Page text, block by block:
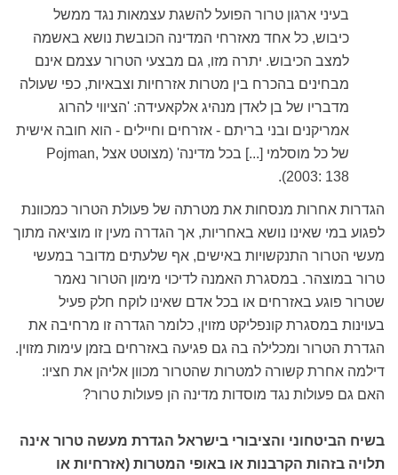
בעיני ארגון טרור הפועל להשגת עצמאות נגד ממשל
כיבוש, כל אחד מאזרחי המדינה הכובשת נושא באשמה
למצב הכיבוש. יתרה מזו, גם מבצעי הטרור עצמם אינם
מבחינים בהכרח בין מטרות אזרחיות וצבאיות, כפי שעולה
מדבריו של בן לאדן מנהיג אלקאעידה: 'הציווי להרוג
אמריקנים ובני בריתם - אזרחים וחיילים - הוא חובה אישית
של כל מוסלמי [...] בכל מדינה' (מצוטט אצל Pojman,
2003: 138).
הגדרות אחרות מנסחות את מטרתה של פעולת הטרור כמכוונת
לפגוע במי שאינו נושא באחריות, אך הגדרה מעין זו מוציאה מתוך
מעשי הטרור התנקשויות באישים, אף שלעתים מדובר במעשי
טרור במוצהר. במסגרת האמנה לדיכוי מימון הטרור נאמר
שטרור פוגע באזרחים או בכל אדם שאינו לוקח חלק פעיל
בעוינות במסגרת קונפליקט מזוין, כלומר הגדרה זו מרחיבה את
הגדרת הטרור ומכלילה בה גם פגיעה באזרחים בזמן עימות מזוין.
דילמה אחרת קשורה למטרות שהטרור מכוון אליהן את חציו:
האם גם פעולות נגד מוסדות מדינה הן פעולות טרור?
בשיח הביטחוני והציבורי בישראל הגדרת מעשה טרור אינה
תלויה בזהות הקרבנות או באופי המטרות (אזרחיות או